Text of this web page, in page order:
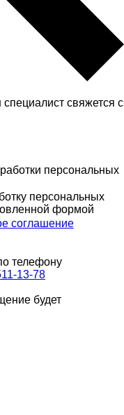
свяжется с
персональных
персональных
формой
соглашение
телефону
13-78
будет